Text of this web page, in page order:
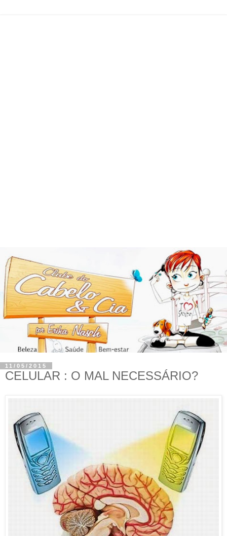
11/05/2015
CELULAR : O MAL NECESSÁRIO?